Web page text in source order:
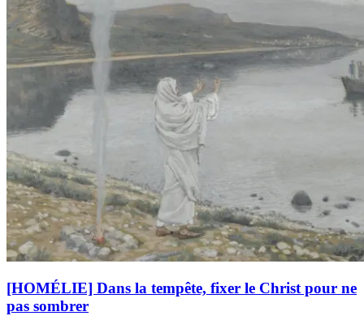
[HOMÉLIE] Dans la tempête, fixer le Christ pour ne
pas sombrer